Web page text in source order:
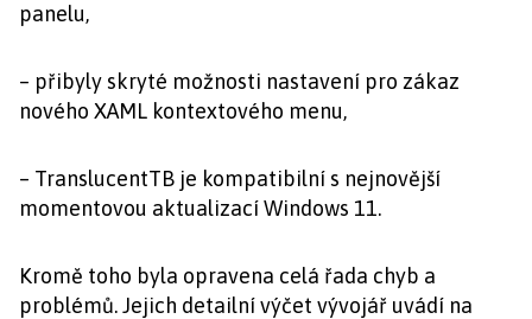
panelu,
– přibyly skryté možnosti nastavení pro zákaz
nového XAML kontextového menu,
– TranslucentTB je kompatibilní s nejnovější
momentovou aktualizací Windows 11.
Kromě toho byla opravena celá řada chyb a
problémů. Jejich detailní výčet vývojář uvádí na